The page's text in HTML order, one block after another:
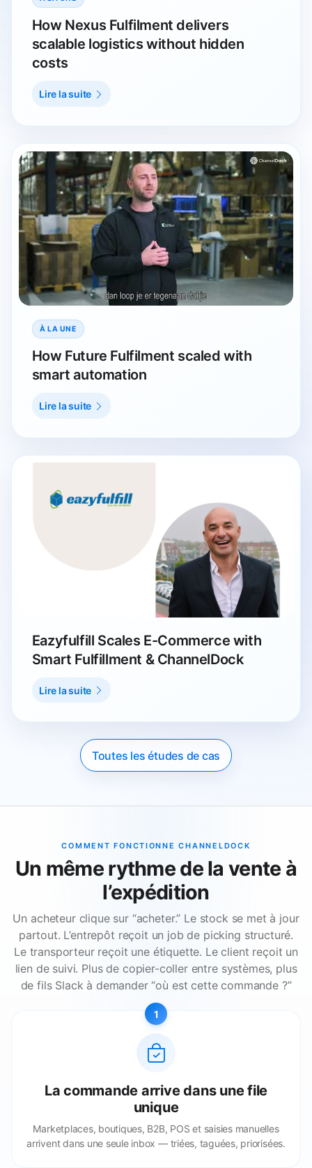
How Nexus Fulfilment delivers
scalable logistics without hidden
costs
Lire la suite
À LA UNE
How Future Fulfilment scaled with
smart automation
Lire la suite
Eazyfulfill Scales E-Commerce with
Smart Fulfillment & ChannelDock
Lire la suite
Toutes les études de cas
COMMENT FONCTIONNE CHANNELDOCK
Un même rythme de la vente à
l’expédition
Un acheteur clique sur “acheter.” Le stock se met à jour
partout. L’entrepôt reçoit un job de picking structuré.
Le transporteur reçoit une étiquette. Le client reçoit un
lien de suivi. Plus de copier-coller entre systèmes, plus
de fils Slack à demander “où est cette commande ?”
1
La commande arrive dans une file
unique
Marketplaces, boutiques, B2B, POS et saisies manuelles
arrivent dans une seule inbox — triées, taguées, priorisées.